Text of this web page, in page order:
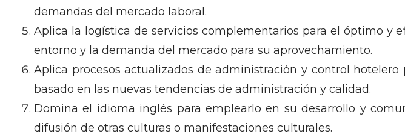
demandas del mercado laboral.
Aplica la logística de servicios complementarios para el óptimo y
entorno y la demanda del mercado para su aprovechamiento.
Aplica procesos actualizados de administración y control
basado en las nuevas tendencias de administración y calidad.
Domina el idioma inglés para emplearlo en su desarrollo y
difusión de otras culturas o manifestaciones culturales.